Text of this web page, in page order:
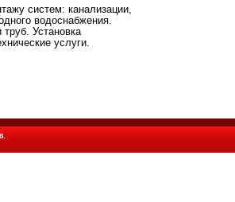
систем: канализации,
водоснабжения.
Установка
услуги.
.